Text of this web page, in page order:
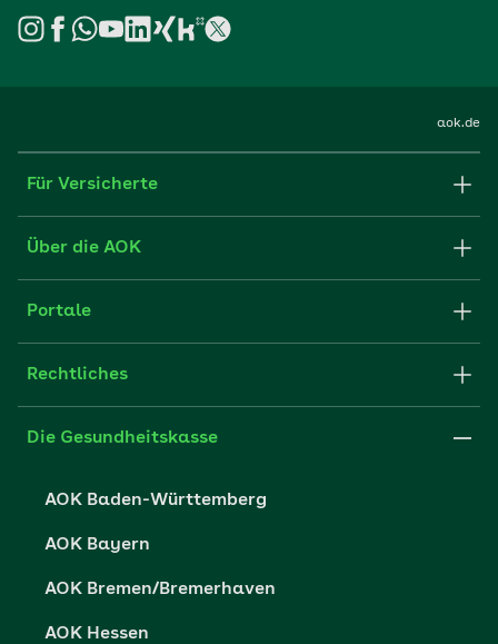
aok.de
Für Versicherte
Formulare und Anträge
FAQ
Über die AOK
Struktur & Verwaltung
Partner der AOK
Portale
Fachportal für Arbeitgeber
Presse- und Politikportal
Vertriebspartner-Service
Rechtliches
Impressum
Die Gesundheitskasse
AOK Baden-Württemberg
AOK Bayern
AOK Bremen/Bremerhaven
AOK Hessen